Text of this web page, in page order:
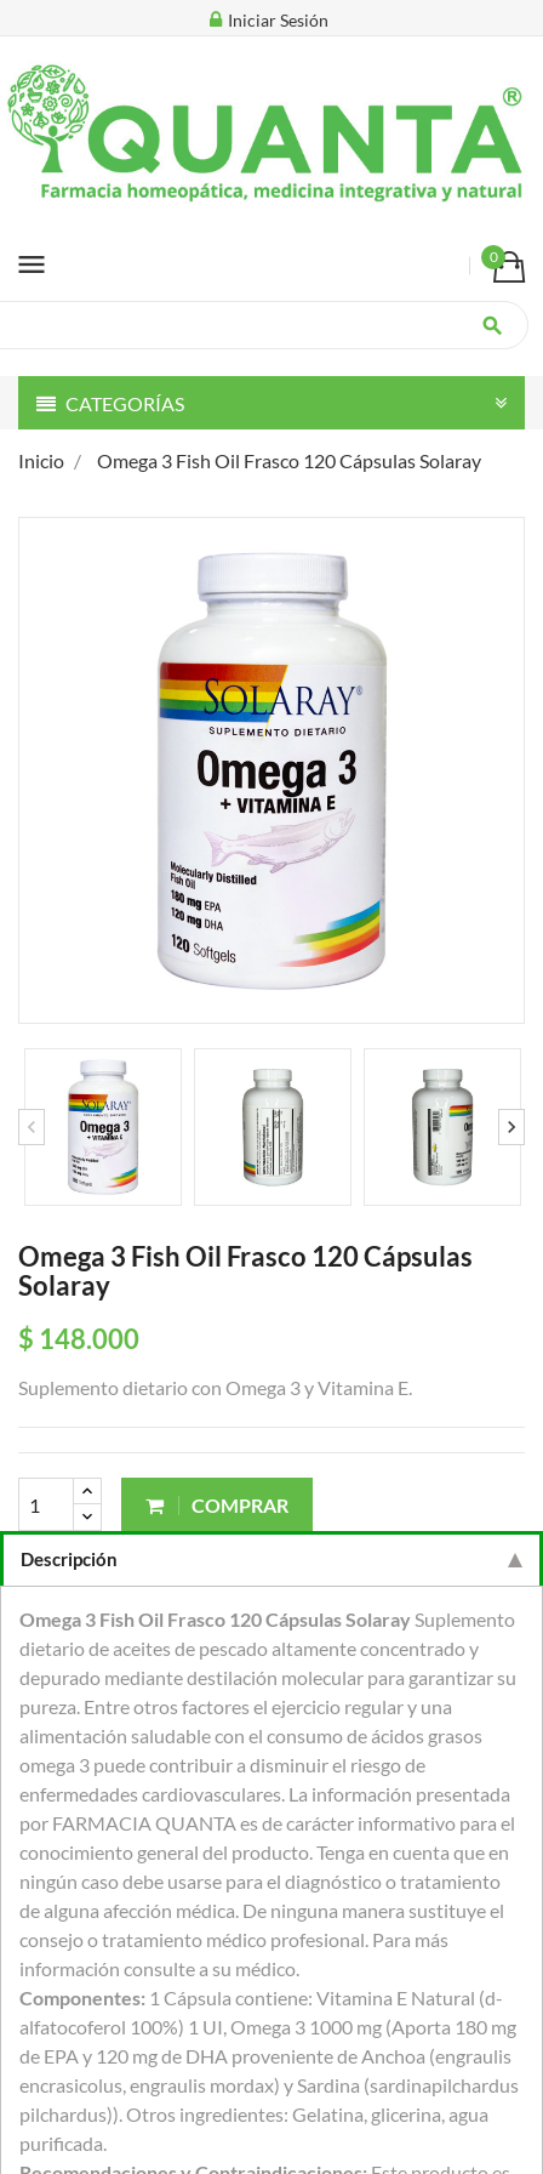
Iniciar Sesión
menu 0
search
CATEGORÍAS
Inicio Omega 3 Fish Oil Frasco 120 Cápsulas Solaray
Omega 3 Fish Oil Frasco 120 Cápsulas
Solaray
$ 148.000
Suplemento dietario con Omega 3 y Vitamina E.
COMPRAR
Descripción
Omega 3 Fish Oil Frasco 120 Cápsulas SolaraySuplemento
dietario de aceites de pescado altamente concentrado y
depurado mediante destilación molecular para garantizar su
pureza. Entre otros factores el ejercicio regular y una
alimentación saludable con el consumo de ácidos grasos
omega 3 puede contribuir a disminuir el riesgo de
enfermedades cardiovasculares. La información presentada
por FARMACIA QUANTA es de carácter informativo para el
conocimiento general del producto. Tenga en cuenta que en
ningún caso debe usarse para el diagnóstico o tratamiento
de alguna afección médica. De ninguna manera sustituye el
consejo o tratamiento médico profesional. Para más
información consulte a su médico.
Componentes: 1 Cápsula contiene: Vitamina E Natural (d-
alfatocoferol 100%) 1 UI, Omega 3 1000 mg (Aporta 180 mg
de EPA y 120 mg de DHA proveniente de Anchoa (engraulis
encrasicolus, engraulis mordax) y Sardina (sardinapilchardus
pilchardus)). Otros ingredientes: Gelatina, glicerina, agua
purificada.